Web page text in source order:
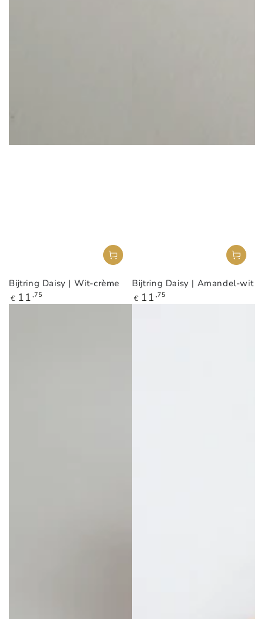
Bijtring Daisy | Wit-crème
Reguliere
prijs
€ 11 ,75
Bijtring Daisy | Amandel-wit
Reguliere
€ 11 ,75